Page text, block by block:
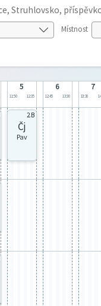
Struhlovsko,
Místnost
5
11:50 12:35
6
12:45 13:30
7
13:30
2. B
Čj
Pav